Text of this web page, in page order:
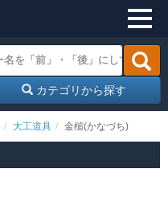
カテゴリから探す
大工道具 金槌(かなづち)